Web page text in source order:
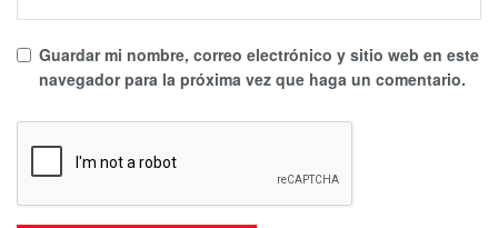
Guardar mi nombre, correo electrónico y sitio web en este
navegador para la próxima vez que haga un comentario.